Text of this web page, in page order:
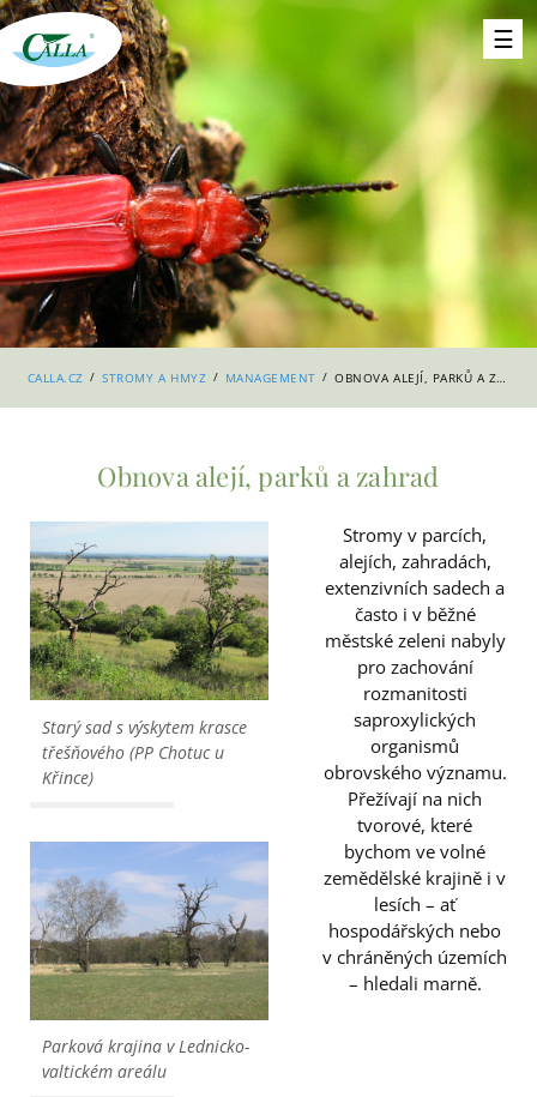
CALLA.CZ / STROMY A HMYZ / MANAGEMENT / OBNOVA ALEJÍ, PARKŮ A ZAHRAD
Obnova alejí, parků a zahrad
Starý sad s výskytem krasce
třešňového (PP Chotuc u
Křince)
Parková krajina v Lednicko-
valtickém areálu
Stromy v parcích,
alejích, zahradách,
extenzivních sadech a
často i v běžné
městské zeleni nabyly
pro zachování
rozmanitosti
saproxylických
organismů
obrovského významu.
Přežívají na nich
tvorové, které
bychom ve volné
zemědělské krajině i v
lesích – ať
hospodářských nebo
v chráněných územích
– hledali marně.